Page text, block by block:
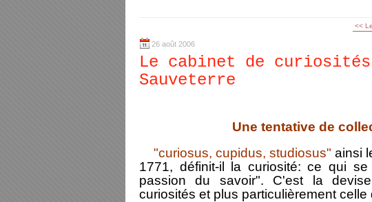
<<
26 août 2006
Le cabinet de
Sauveterre
Une tentative de
"curiosus, cupidus, studiosus"ainsi l
1771, définit-il la curiosité: ce qui
passion du savoir". C'est la
curiosités et plus particulièrement